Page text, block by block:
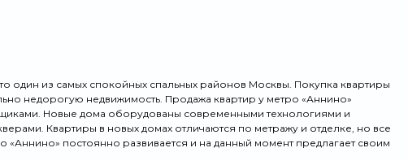
один из самых спокойных спальных районов Москвы. Покупка квартиры
недорогую недвижимость. Продажа квартир у метро «Аннино»
Новые дома оборудованы современными технологиями и
Квартиры в новых домах отличаются по метражу и отделке, но все
постоянно развивается и на данный момент предлагает своим